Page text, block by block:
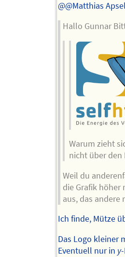
@@Matthias Apsel
Hallo Gunnar
Warum zieht
nicht über den
Weil du
die Grafik höher
aus, das andere
Ich finde, Mütze
Das Logo kleiner
Eventuell nur in y